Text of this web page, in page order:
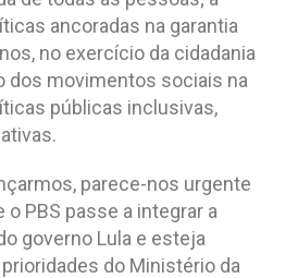
ancoradas na garantia
no exercício da cidadania
dos movimentos sociais na
públicas inclusivas,
parece-nos urgente
PBS passe a integrar a
governo Lula e esteja
do Ministério da